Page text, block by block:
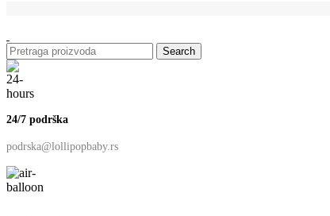
Search
24/7 podrška
podrska@lollipopbaby.rs